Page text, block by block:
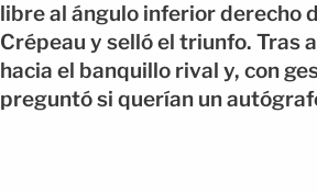
libre al ángulo inferior derecho
Crépeau y selló el triunfo. Tras
hacia el banquillo rival y, con
preguntó si querían un